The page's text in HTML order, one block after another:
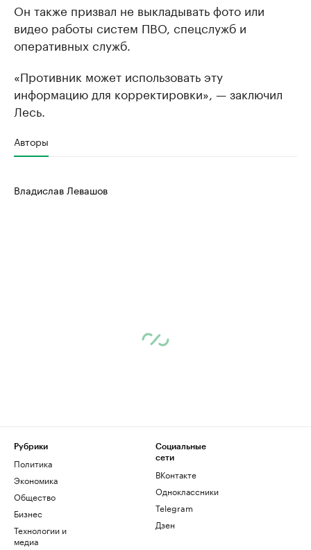
Он также призвал не выкладывать фото или
видео работы систем ПВО, спецслужб и
оперативных служб.
«Противник может использовать эту
информацию для корректировки», — заключил
Лесь.
Авторы
Владислав Левашов
Рубрики
Политика
Экономика
Общество
Бизнес
Технологии и
медиа
Социальные
сети
ВКонтакте
Одноклассники
Telegram
Дзен